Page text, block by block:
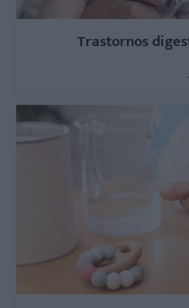
Trastornos